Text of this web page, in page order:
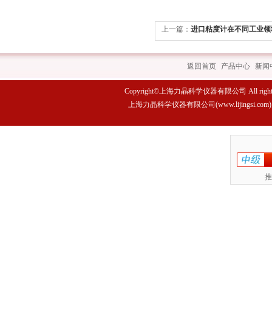
上一篇： 进口粘度计在不同工业
返回首页 产品中心 新闻
Copyright©上海力晶科学仪器有限公司 All
上海力晶科学仪器有限公司